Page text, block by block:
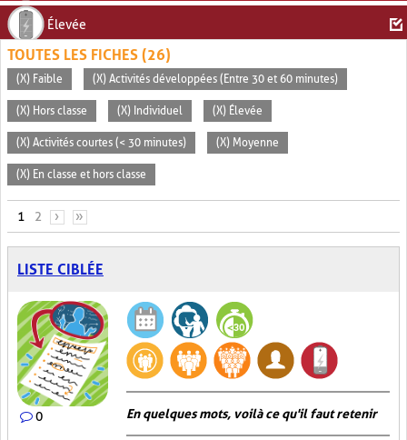
Élevée
TOUTES LES FICHES (26)
(X) Faible (X) Activités développées (Entre 30 et 60 minutes)
(X) Hors classe (X) Individuel (X) Élevée
(X) Activités courtes (< 30 minutes) (X) Moyenne
(X) En classe et hors classe
PAGES
1 2 › »
LISTE CIBLÉE
0 En quelques mots, voilà ce qu'il faut retenir